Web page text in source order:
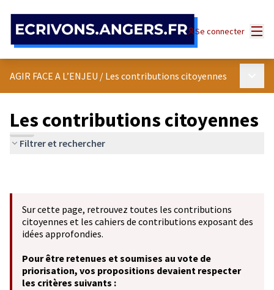
Se connecter
AGIR FACE A L’ENJEU / Les contributions citoyennes
Les contributions citoyennes
Filtrer et rechercher
Sur cette page, retrouvez toutes les contributions
citoyennes et les cahiers de contributions exposant des
idées approfondies.
Pour être retenues et soumises au vote de
priorisation, vos propositions devaient respecter
les critères suivants :